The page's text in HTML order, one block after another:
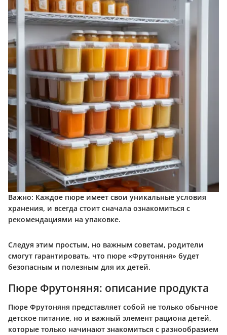
Важно: Каждое пюре имеет свои уникальные условия
хранения, и всегда стоит сначала ознакомиться с
рекомендациями на упаковке.
Следуя этим простым, но важным советам, родители
смогут гарантировать, что пюре «Фрутоняня» будет
безопасным и полезным для их детей.
Пюре Фрутоняня: описание продукта
Пюре Фрутоняня представляет собой не только обычное
детское питание, но и важный элемент рациона детей,
которые только начинают знакомиться с разнообразием